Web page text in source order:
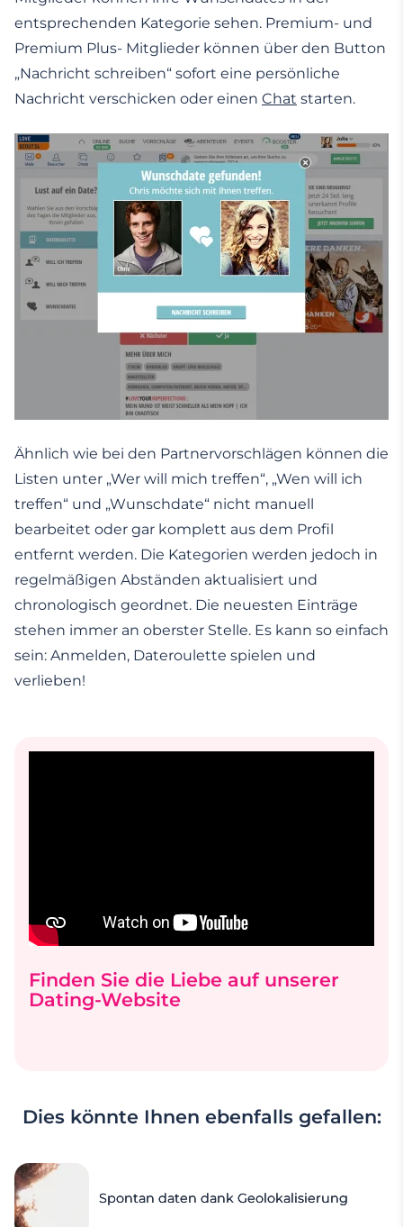
entsprechenden Kategorie sehen. Premium- und
Premium Plus- Mitglieder können über den Button
„Nachricht schreiben“ sofort eine persönliche
Nachricht verschicken oder einen Chat starten.
Ähnlich wie bei den Partnervorschlägen können die
Listen unter „Wer will mich treffen“, „Wen will ich
treffen“ und „Wunschdate“ nicht manuell
bearbeitet oder gar komplett aus dem Profil
entfernt werden. Die Kategorien werden jedoch in
regelmäßigen Abständen aktualisiert und
chronologisch geordnet. Die neuesten Einträge
stehen immer an oberster Stelle. Es kann so einfach
sein: Anmelden, Dateroulette spielen und
verlieben!
Finden Sie die Liebe auf unserer
Dating-Website
Dies könnte Ihnen ebenfalls gefallen:
Spontan daten dank Geolokalisierung